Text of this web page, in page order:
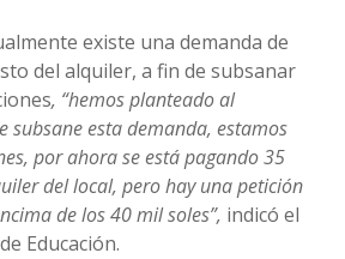
existe una demanda de
del alquiler, a fin de subsanar
, “hemos planteado al
subsane esta demanda, estamos
por ahora se está pagando 35
del local, pero hay una petición
de los 40 mil soles”, indicó el
Educación.